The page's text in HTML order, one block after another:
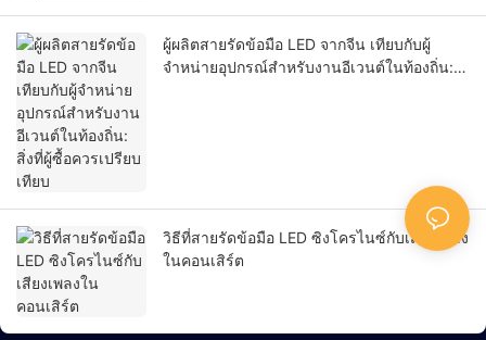
ผู้ผลิตสายรัดข้อมือ LED จากจีน เทียบกับผู้
จำหน่ายอุปกรณ์สำหรับงานอีเวนต์ในท้องถิ่น:
วิธีที่สายรัดข้อมือ LED ซิงโครไนซ์กับเสียงเพลง
ในคอนเสิร์ต